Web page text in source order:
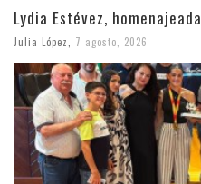
Lydia Estévez,
Julia López, 7 agosto, 2026